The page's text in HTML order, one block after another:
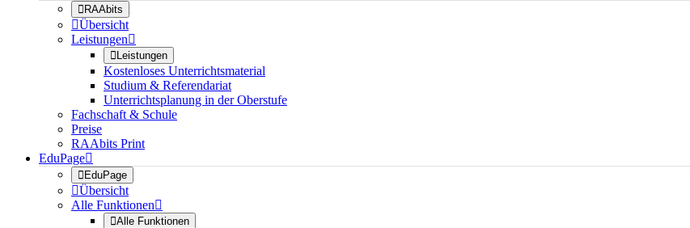
RAAbits
Übersicht
Leistungen
Leistungen
Kostenloses Unterrichtsmaterial
Studium & Referendariat
Unterrichtsplanung in der Oberstufe
Fachschaft & Schule
Preise
RAAbits Print
EduPage
EduPage
Übersicht
Alle Funktionen
Alle Funktionen